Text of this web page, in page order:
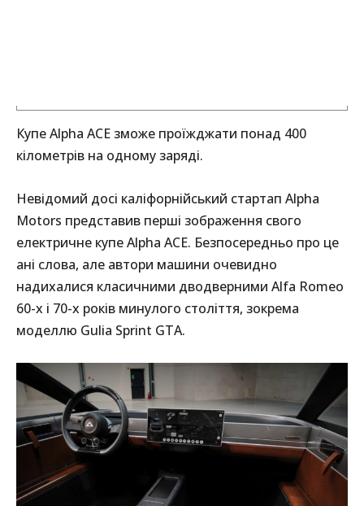
Купе Alpha ACE зможе проїжджати понад 400
кілометрів на одному заряді.
Невідомий досі каліфорнійський стартап Alpha
Motors представив перші зображення свого
електричне купе Alpha ACE. Безпосередньо про це
ані слова, але автори машини очевидно
надихалися класичними дводверними Alfa Romeo
60-х і 70-х років минулого століття, зокрема
моделлю Gulia Sprint GTA.